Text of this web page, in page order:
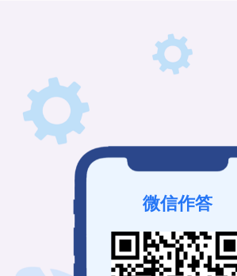
登录查看历史记录 我也
微信作答